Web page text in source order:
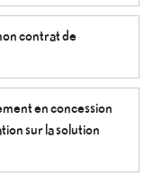
contrat de
en concession
sur la solution